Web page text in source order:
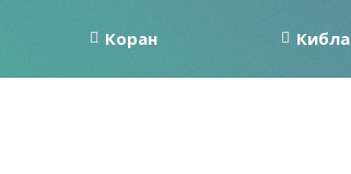
Коран Кибла